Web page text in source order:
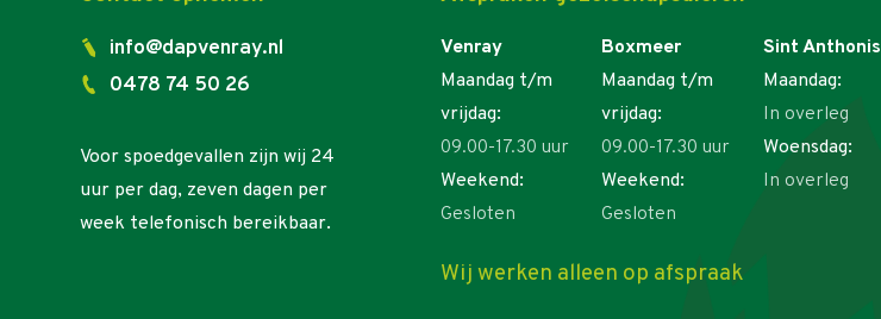
info@dapvenray.nl
0478 74 50 26
Voor spoedgevallen zijn wij 24
uur per dag, zeven dagen per
week telefonisch bereikbaar.
Venray
Maandag t/m
vrijdag:
09.00-17.30 uur
Weekend:
Gesloten
Boxmeer
Maandag t/m
vrijdag:
09.00-17.30 uur
Weekend:
Gesloten
Sint Anthonis
Maandag:
In overleg
Woensdag:
In overleg
Wij werken alleen op afspraak